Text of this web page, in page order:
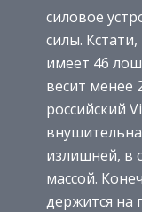
силовое
силы.
имеет 46
весит менее
российский
излишней, в
массой.
держится на